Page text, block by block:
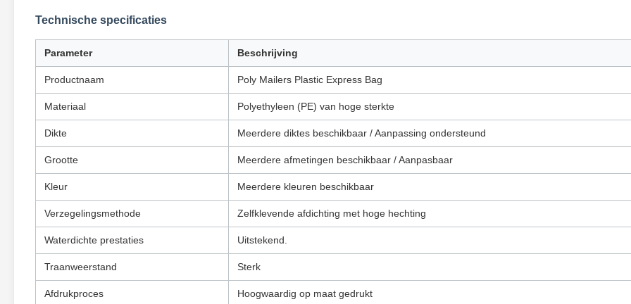
Technische specificaties
Parameter Beschrijving
Productnaam Poly Mailers Plastic Express Bag
Materiaal Polyethyleen (PE) van hoge sterkte
Dikte Meerdere diktes beschikbaar / Aanpassing ondersteund
Grootte Meerdere afmetingen beschikbaar / Aanpasbaar
Kleur Meerdere kleuren beschikbaar
Verzegelingsmethode Zelfklevende afdichting met hoge hechting
Waterdichte prestaties Uitstekend.
Traanweerstand Sterk
Afdrukproces Hoogwaardig op maat gedrukt